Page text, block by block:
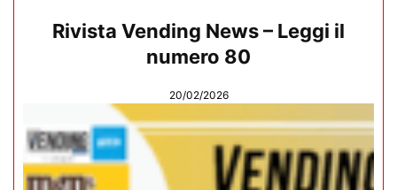
Rivista Vending News – Leggi il
numero 80
20/02/2026